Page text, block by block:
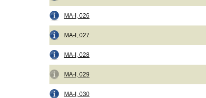
MA-I, 026
MA-I, 027
MA-I, 028
MA-I, 029
MA-I, 030